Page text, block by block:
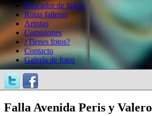
Buscador de fallas
Rutas falleras
Artistas
Comisiones
¿Tienes fotos?
Contacto
Galería de fotos
Falla Avenida Peris y